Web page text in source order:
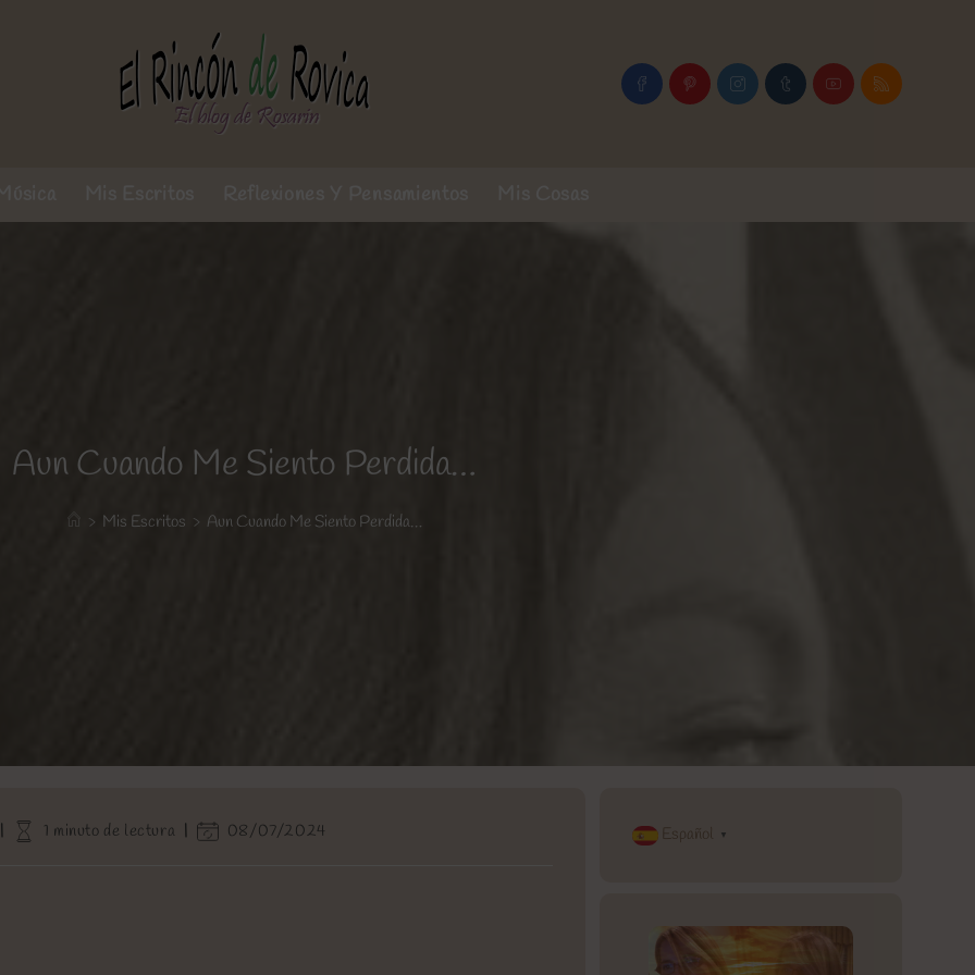
Aun Cuando Me Siento Perdida…
> Mis Escritos > Aun Cuando Me Siento Perdida…
Tiempo1 minuto de lectura
Última08/07/2024 Español ▼